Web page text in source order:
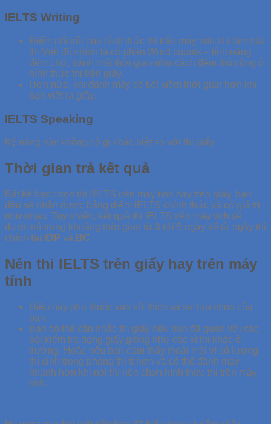
IELTS Writing
Điểm nổi trội của hình thức thi trên máy tính khi làm bài
thi Viết đó chính là có phần Word counts – tính năng
đếm chữ, tránh mất thời gian như cách đếm thủ công ở
hình thức thi trên giấy.
Hơn nữa, khi đánh máy sẽ tiết kiệm thời gian hơn khi
bạn viết ra giấy.
IELTS Speaking
Kỹ năng này không có gì khác biệt so với thi giấy
Thời gian trả kết quả
Bất kể bạn chọn thi IELTS trên máy tính hay trên giấy, bạn
đều sẽ nhận được bảng điểm IELTS chính thức và có giá trị
như nhau. Tuy nhiên, kết quả thi IELTS trên máy tính sẽ
được trả trong khoảng thời gian từ 3 tới 5 ngày kể từ ngày thi
chính tại IDP và BC
Nên thi IELTS trên giấy hay trên máy
tính
Điều này phụ thuộc vào sở thích và sự lựa chọn của
bạn.
Bạn có thể cân nhắc thi giấy nếu bạn đã quen với các
bài kiểm tra dạng giấy giống như các kì thi khác ở
trường. Hoặc nếu bạn cảm thấy thoải mái vì số lượng
thí sinh trong phòng thi ít hơn và có thể đánh máy
nhanh hơn khi nói thì nên chọn hình thức thi trên máy
tính.